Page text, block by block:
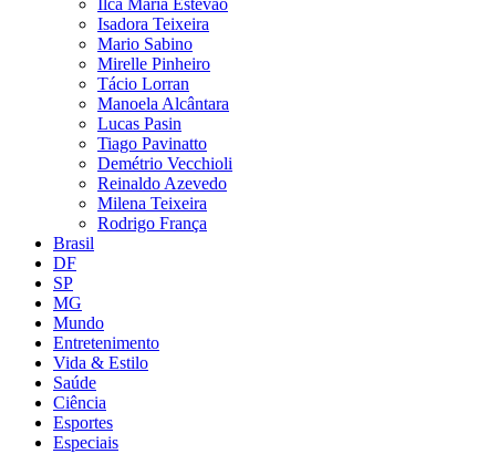
Ilca Maria Estevão
Isadora Teixeira
Mario Sabino
Mirelle Pinheiro
Tácio Lorran
Manoela Alcântara
Lucas Pasin
Tiago Pavinatto
Demétrio Vecchioli
Reinaldo Azevedo
Milena Teixeira
Rodrigo França
Brasil
DF
SP
MG
Mundo
Entretenimento
Vida & Estilo
Saúde
Ciência
Esportes
Especiais